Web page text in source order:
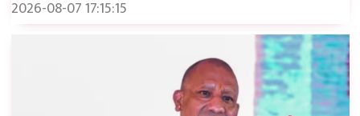
2026-08-07 17:15:15